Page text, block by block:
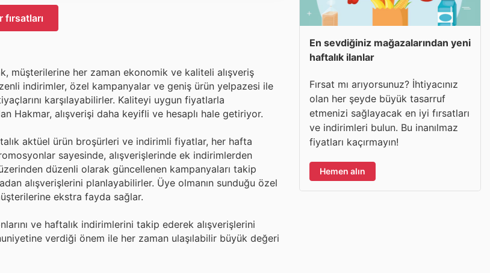
müşterilerine her zaman ekonomik ve kaliteli alışveriş
indirimler, özel kampanyalar ve geniş ürün yelpazesi ile
karşılayabilirler. Kaliteyi uygun fiyatlarla
Hakmar, alışverişi daha keyifli ve hesaplı hale getiriyor.
aktüel ürün broşürleri ve indirimli fiyatlar, her hafta
sayesinde, alışverişlerinde ek indirimlerden
düzenli olarak güncellenen kampanyaları takip
alışverişlerini planlayabilirler. Üye olmanın sunduğu özel
ekstra fayda sağlar.
ve haftalık indirimlerini takip ederek alışverişlerini
verdiği önem ile her zaman ulaşılabilir büyük değeri
En sevdiğiniz mağazalarından yeni
haftalık ilanlar
Fırsat mı arıyorsunuz? İhtiyacınız
olan her şeyde büyük tasarruf
etmenizi sağlayacak en iyi fırsatları
ve indirimleri bulun. Bu inanılmaz
fiyatları kaçırmayın!
Hemen alın